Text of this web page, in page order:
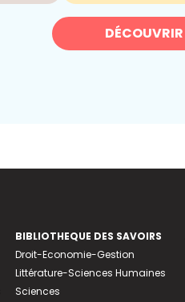
DÉCOUVRIR
BIBLIOTHEQUE DES SAVOIRS
Droit-Economie-Gestion
Littérature-Sciences Humaines
Sciences